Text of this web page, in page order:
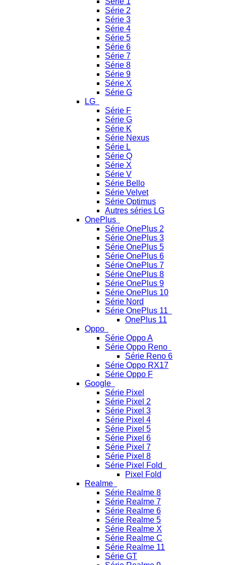
Série 2
Série 3
Série 4
Série 5
Série 6
Série 7
Série 8
Série 9
Série X
Série G
LG
Série F
Série G
Série K
Série Nexus
Série L
Série Q
Série X
Série V
Série Bello
Série Velvet
Série Optimus
Autres séries LG
OnePlus
Série OnePlus 2
Série OnePlus 3
Série OnePlus 5
Série OnePlus 6
Série OnePlus 7
Série OnePlus 8
Série OnePlus 9
Série OnePlus 10
Série Nord
Série OnePlus 11
OnePlus 11
Oppo
Série Oppo A
Série Oppo Reno
Série Reno 6
Série Oppo RX17
Série Oppo F
Google
Série Pixel
Série Pixel 2
Série Pixel 3
Série Pixel 4
Série Pixel 5
Série Pixel 6
Série Pixel 7
Série Pixel 8
Série Pixel Fold
Pixel Fold
Realme
Série Realme 8
Série Realme 7
Série Realme 6
Série Realme 5
Série Realme X
Série Realme C
Série Realme 11
Série GT